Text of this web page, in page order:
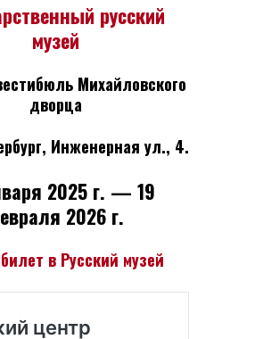
русский
музей
Михайловского
дворца
Инженерная ул., 4.
2025 г. — 19
2026 г.
в Русский музей